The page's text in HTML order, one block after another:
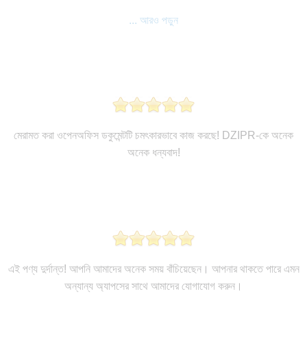
... আরও পড়ুন
মেরামত করা ওপেনঅফিস ডকুমেন্টটি চমৎকারভাবে কাজ করছে! DZIPR-কে অনেক
অনেক ধন্যবাদ!
এই পণ্য দুর্দান্ত! আপনি আমাদের অনেক সময় বাঁচিয়েছেন। আপনার থাকতে পারে এমন
অন্যান্য অ্যাপসের সাথে আমাদের যোগাযোগ করুন।